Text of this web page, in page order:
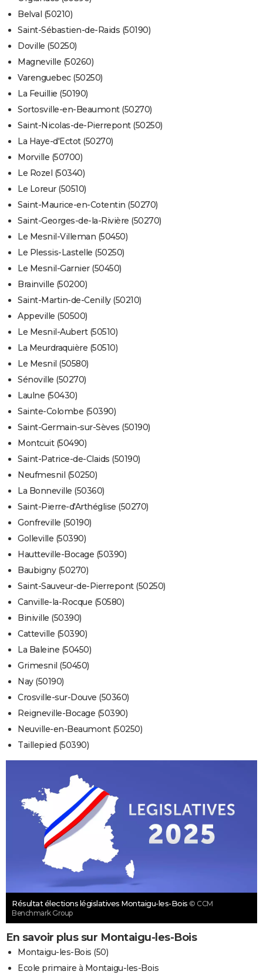
Belval (50210)
Saint-Sébastien-de-Raids (50190)
Doville (50250)
Magneville (50260)
Varenguebec (50250)
La Feuillie (50190)
Sortosville-en-Beaumont (50270)
Saint-Nicolas-de-Pierrepont (50250)
La Haye-d'Ectot (50270)
Morville (50700)
Le Rozel (50340)
Le Loreur (50510)
Saint-Maurice-en-Cotentin (50270)
Saint-Georges-de-la-Rivière (50270)
Le Mesnil-Villeman (50450)
Le Plessis-Lastelle (50250)
Le Mesnil-Garnier (50450)
Brainville (50200)
Saint-Martin-de-Cenilly (50210)
Appeville (50500)
Le Mesnil-Aubert (50510)
La Meurdraquière (50510)
Le Mesnil (50580)
Sénoville (50270)
Laulne (50430)
Sainte-Colombe (50390)
Saint-Germain-sur-Sèves (50190)
Montcuit (50490)
Saint-Patrice-de-Claids (50190)
Neufmesnil (50250)
La Bonneville (50360)
Saint-Pierre-d'Arthéglise (50270)
Gonfreville (50190)
Golleville (50390)
Hautteville-Bocage (50390)
Baubigny (50270)
Saint-Sauveur-de-Pierrepont (50250)
Canville-la-Rocque (50580)
Biniville (50390)
Catteville (50390)
La Baleine (50450)
Grimesnil (50450)
Nay (50190)
Crosville-sur-Douve (50360)
Reigneville-Bocage (50390)
Neuville-en-Beaumont (50250)
Taillepied (50390)
Résultat élections législatives Montaigu-les-Bois © CCM
Benchmark Group
En savoir plus sur Montaigu-les-Bois
Montaigu-les-Bois (50)
Ecole primaire à Montaigu-les-Bois